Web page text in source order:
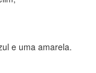
e uma amarela.